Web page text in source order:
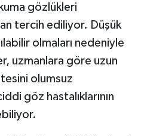
gözlükleri
tercih ediliyor. Düşük
olmaları nedeniyle
uzmanlara göre uzun
olumsuz
göz hastalıklarının